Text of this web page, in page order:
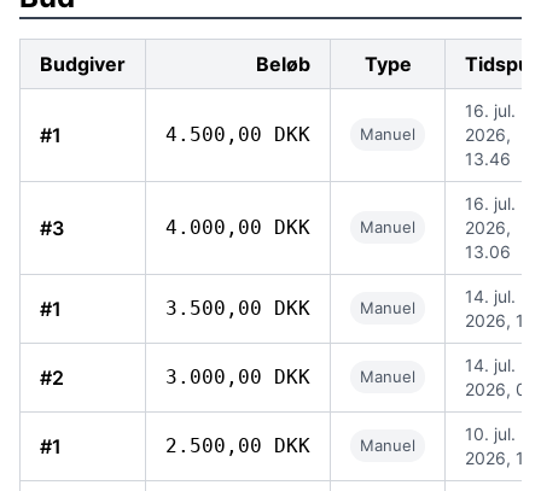
Budgiver Beløb Type
#1 4.500,00 DKK Manuel
16. jul.
2026,
13.46
#3 4.000,00 DKK Manuel
16. jul.
2026,
13.06
#1 3.500,00 DKK Manuel
14. jul.
2026,
#2 3.000,00 DKK Manuel
14. jul.
2026,
#1 2.500,00 DKK Manuel
10. jul.
2026,